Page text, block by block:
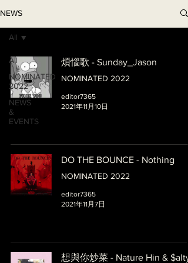
NEWS
All
NOMINATED
2022
NEWS
&
EVENTS
All
煩惱歌 - Sunday_Jason
NOMINATED 2022
editor7365
2021年11月10日
DO THE BOUNCE - Nothing
NOMINATED 2022
editor7365
2021年11月7日
想與你炒菜 - Nature Hin & $alty